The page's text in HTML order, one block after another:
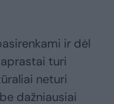
ir dėl
turi
neturi
dažniausiai